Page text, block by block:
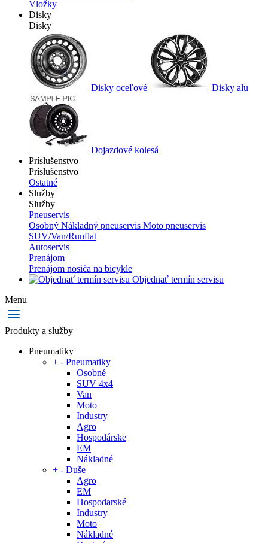
Vložky
Disky
Disky
Disky oceľové Disky alu
Dojazdové kolesá
Príslušenstvo
Príslušenstvo
Ostatné
Služby
Služby
Pneuservis
Osobný Nákladný pneuservis Moto pneuservis
SUV/Van/Runflat
Autoservis
Prenájom
Prenájom nosiča na bicykle
Objednať termín servisu
Menu
Produkty a služby
Pneumatiky
+ - Pneumatiky
Osobné
SUV 4x4
Van
Moto
Industry
Agro
Hospodárske
EM
Nákladné
+ - Duše
Agro
EM
Hospodarské
Industry
Moto
Nákladné